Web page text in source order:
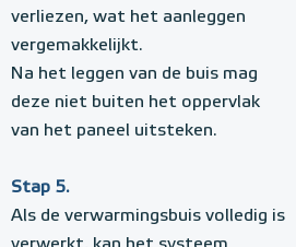
verliezen, wat het aanleggen
vergemakkelijkt.
Na het leggen van de buis mag
deze niet buiten het oppervlak
van het paneel uitsteken.
Stap 5.
Als de verwarmingsbuis volledig is